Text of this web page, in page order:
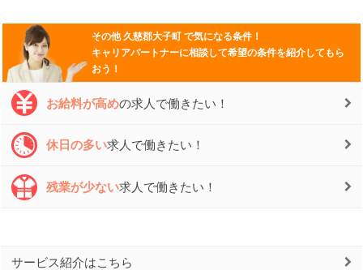
その他久慈郡大子町で気になる条件！
キャリアパートナーに相談して希望の条件を紹介してもら
おう！
お給料が高めの求人で働きたい！
休日の多い求人で働きたい！
残業が少ない求人で働きたい！
サービス紹介はこちら